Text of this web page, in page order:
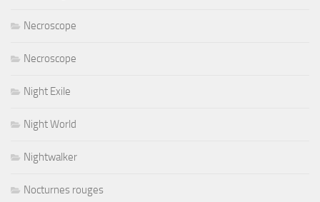
Necroscope
Necroscope
Night Exile
Night World
Nightwalker
Nocturnes rouges